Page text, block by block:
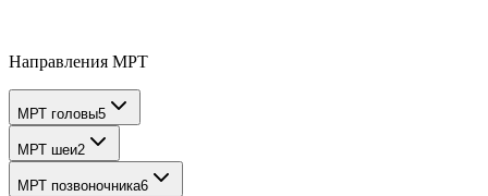
Направления МРТ
МРТ головы5
МРТ шеи2
МРТ позвоночника6